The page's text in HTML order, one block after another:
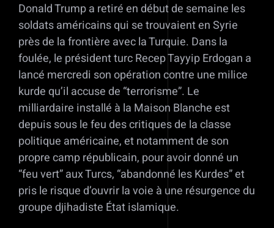
Donald Trump a retiré en début de semaine les
soldats américains qui se trouvaient en Syrie
près de la frontière avec la Turquie. Dans la
foulée, le président turc Recep Tayyip Erdogan a
lancé mercredi son opération contre une milice
kurde qu’il accuse de “terrorisme”. Le
milliardaire installé à la Maison Blanche est
depuis sous le feu des critiques de la classe
politique américaine, et notamment de son
propre camp républicain, pour avoir donné un
“feu vert” aux Turcs, “abandonné les Kurdes” et
pris le risque d’ouvrir la voie à une résurgence du
groupe djihadiste État islamique.